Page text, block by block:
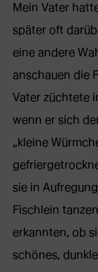
Mein Vater
später oft
eine andere
anschauen die
Vater züchtete
wenn er sich
„kleine
sie in
Fischlein
erkannten, ob
schönes,